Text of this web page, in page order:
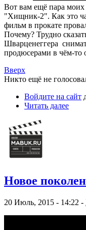
Вот вам ещё пара
"Хищник-2". Как это
фильм в прокате
Почему? Трудно
Шварценеггера
продюсерами в чём-то
Вверх
Никто ещё не
Войдите на сайт
Читать далее
Новое
20 Июль, 2015 - 14:22 -